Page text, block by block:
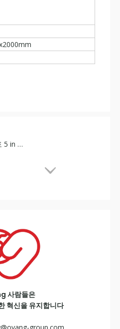
OYANG 15 - B700/800 부직포 5 in 1 가방 제조기(온라인 핸들 없음)
사람들은
혁신을 유지합니다